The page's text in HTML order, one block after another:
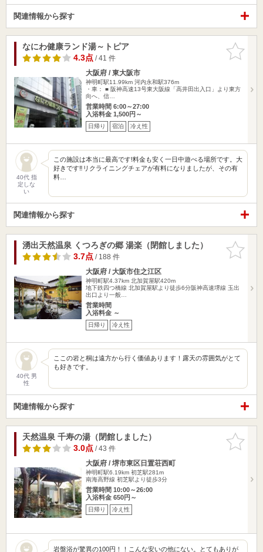
関連情報から探す
お気に入
りに追加
なにわ健康ランド湯～トピア
4.3点/ 41 件
大阪府 / 東大阪市
神明町駅11.99km 河内永和駅376m
・車： ■ 阪神高速13号東大阪線「高井田出入口」より東方
向へ、信…
営業時間 6:00～27:00
入浴料金 1,500円～
日帰り 宿泊 冷え性
40代 指
定しな
い
この施設は本当に最高です!料金も安く一日中遊べる場所です。大
好きです‼︎リクライニングチェアが有料になりましたが、その有
料…
関連情報から探す
お気に入
りに追加
湧出天然温泉 くつろぎの郷 湯楽（閉館しました）
3.7点/ 188 件
大阪府 / 大阪市住之江区
神明町駅4.37km 北加賀屋駅420m
地下鉄四つ橋線 北加賀屋駅より徒歩6分阪神高速堺線 玉出
出口より一般…
営業時間
入浴料金 ～
日帰り 冷え性
40代 男
性
ここの岩と桐は遠方から行く価値あります！露天の雰囲気がとて
も好きです。
関連情報から探す
お気に入
りに追加
天然温泉 千寿の湯（閉館しました）
3.0点/ 43 件
大阪府 / 堺市東区日置荘西町
神明町駅6.19km 初芝駅281m
南海高野線 初芝駅より徒歩3分
営業時間 10:00～26:00
入浴料金 650円～
日帰り 冷え性
岩盤浴が驚異の100円！！こんな安いの他にない。とてもありが